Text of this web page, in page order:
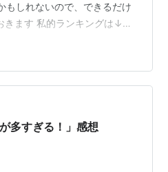
もしれないので、できるだけ
きます 私的ランキングは↓な
似ハ マヨぱん 新米オッサン
リイ まほあく ハズレ枠 なれ
ラス ロシデレ スースク にご
リヤ しかのこ サクナヒメ よ
多すぎる！」感想